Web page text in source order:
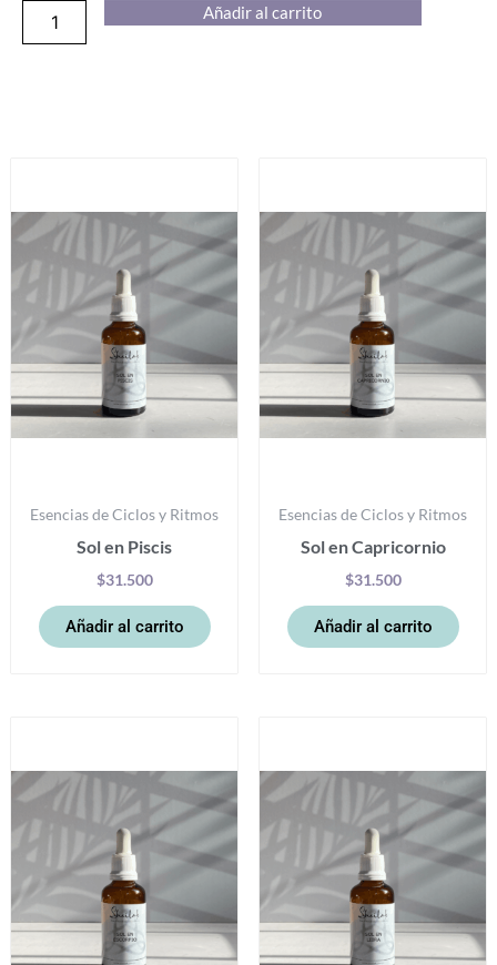
Sagitario
Añadir al carrito
Esencias de Ciclos y Ritmos
Sol en Piscis
$31.500
Añadir al carrito
Esencias de Ciclos y Ritmos
Sol en Capricornio
$31.500
Añadir al carrito